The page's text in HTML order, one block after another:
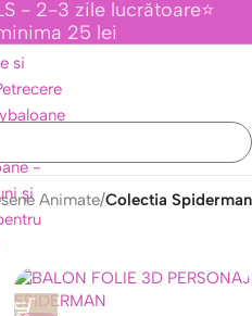
- 2-3 zile lucrătoare⭐
25 lei
Animate/Colectia Spiderman